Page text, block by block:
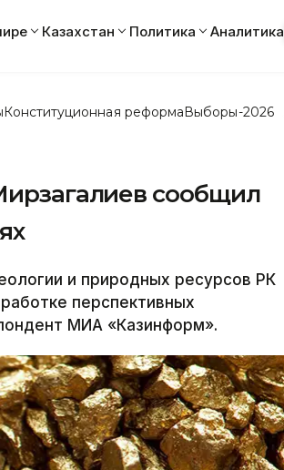
Казахстан Политика Аналитика
Конституционная реформаВыборы-2026
сообщил
и природных ресурсов РК
перспективных
МИА «Казинформ».